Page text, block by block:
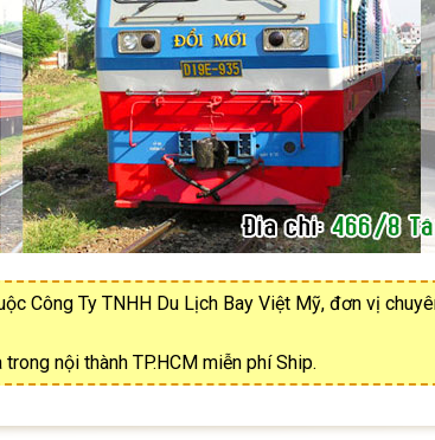
Công Ty TNHH Du Lịch Bay Việt Mỹ, đơn vị
nội thành TP.HCM miễn phí Ship.